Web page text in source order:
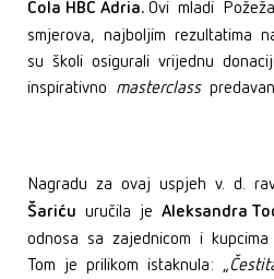
Cola HBC Adria. Ovi mladi
smjerova, najboljim rezultatima
su školi osigurali vrijednu
inspirativno
masterclass
Nagradu za ovaj uspjeh v. d.
Šariću uručila je Aleksandra
odnosa sa zajednicom i kupcima
Tom je prilikom istaknula: „